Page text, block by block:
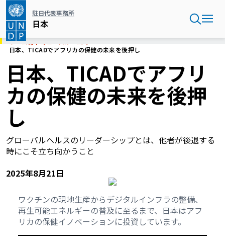
ン
コ
移
駐日代表事務所
日本
ホーム
日本、TICADでアフリカの保健の未来を後押し
日本、TICADでアフリ
カの保健の未来を後押
し
グローバルヘルスのリーダーシップとは、他者が後退する
時にこそ立ち向かうこと
2025年8月21日
ワクチンの現地生産からデジタルインフラの整備、
再生可能エネルギーの普及に至るまで、日本はアフ
リカの保健イノベーションに投資しています。